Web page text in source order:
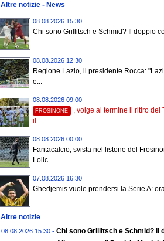
Altre notizie - News
08.08.2026 15:30
Chi sono Grillitsch e Schmid? Il doppio
08.08.2026 12:30
Regione Lazio, il presidente Rocca:
e...
08.08.2026 09:00
FROSINONE
, volge al termine il ritiro del
il...
08.08.2026 00:00
Fantacalcio, svista nel listone del
Lolic...
07.08.2026 16:30
Ghedjemis vuole prendersi la Serie A:
Altre notizie
08.08.2026 15:30 - Chi sono Grillitsch e Schmid? Il